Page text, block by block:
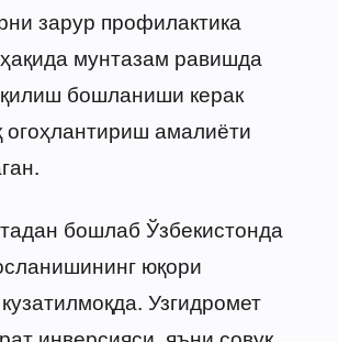
зарур профилактика
мунтазам равишда
бошланиши керак
огоҳлантириш амалиёти
бошлаб Ўзбекистонда
юқори
Узгидромет